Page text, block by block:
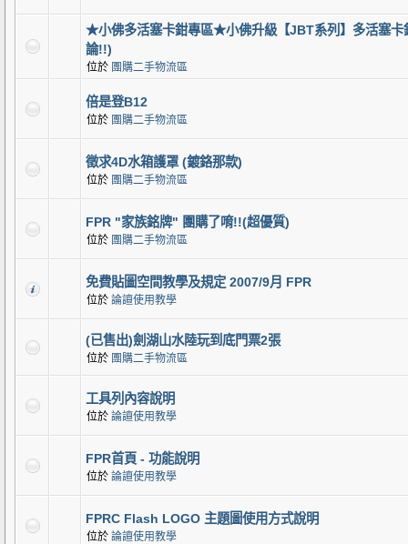
★小佛多活塞卡鉗專區★小佛升級【JBT系列】多活塞卡
論!!)
位於 團購二手物流區
倍是登B12
位於 團購二手物流區
徵求4D水箱護罩 (鍍鉻那款)
位於 團購二手物流區
FPR "家族銘牌" 團購了唷!!(超優質)
位於 團購二手物流區
免費貼圖空間教學及規定 2007/9月 FPR
位於 論譠使用教學
(已售出)劍湖山水陸玩到底門票2張
位於 團購二手物流區
工具列內容說明
位於 論譠使用教學
FPR首頁 - 功能說明
位於 論譠使用教學
FPRC Flash LOGO 主題圖使用方式說明
位於 論譠使用教學